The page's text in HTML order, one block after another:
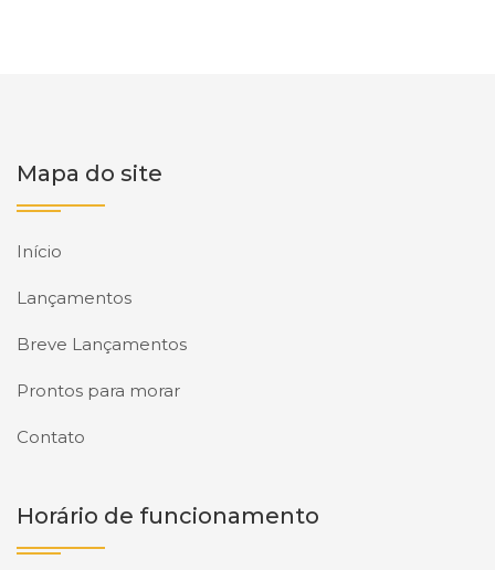
Mapa do site
Início
Lançamentos
Breve Lançamentos
Prontos para morar
Contato
Horário de funcionamento